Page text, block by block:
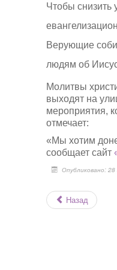
Чтобы снизить
Верующие
людям об
Молитвы
выходят на
мероприятия,
отмечает:
«Мы хотим
сообщает сайт
Опубликовано: 28
Назад